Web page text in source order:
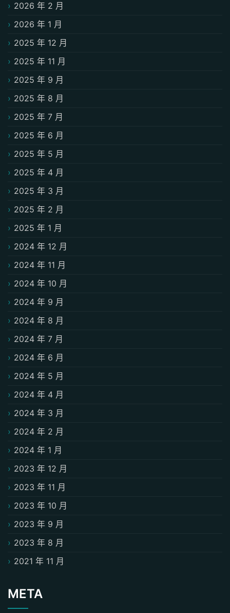
2026 年 2 月
2026 年 1 月
2025 年 12 月
2025 年 11 月
2025 年 9 月
2025 年 8 月
2025 年 7 月
2025 年 6 月
2025 年 5 月
2025 年 4 月
2025 年 3 月
2025 年 2 月
2025 年 1 月
2024 年 12 月
2024 年 11 月
2024 年 10 月
2024 年 9 月
2024 年 8 月
2024 年 7 月
2024 年 6 月
2024 年 5 月
2024 年 4 月
2024 年 3 月
2024 年 2 月
2024 年 1 月
2023 年 12 月
2023 年 11 月
2023 年 10 月
2023 年 9 月
2023 年 8 月
2021 年 11 月
META